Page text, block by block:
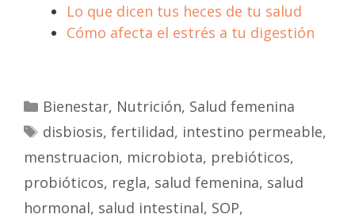
Lo que dicen tus heces de tu salud
Cómo afecta el estrés a tu digestión
Bienestar, Nutrición, Salud femenina
disbiosis, fertilidad, intestino permeable,
menstruacion, microbiota, prebióticos,
probióticos, regla, salud femenina, salud
hormonal, salud intestinal, SOP,